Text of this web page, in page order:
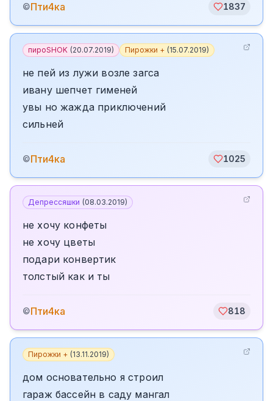
©Пти4ка 1837
пироSHOK (20.07.2019) Пирожки + (15.07.2019)
не пей из лужи возле загса
ивану шепчет гименей
увы но жажда приключений
сильней
©Пти4ка 1025
Депрессяшки (08.03.2019)
не хочу конфеты
не хочу цветы
подари конвертик
толстый как и ты
©Пти4ка 818
Пирожки + (13.11.2019)
дом основательно я строил
гараж бассейн в саду мангал